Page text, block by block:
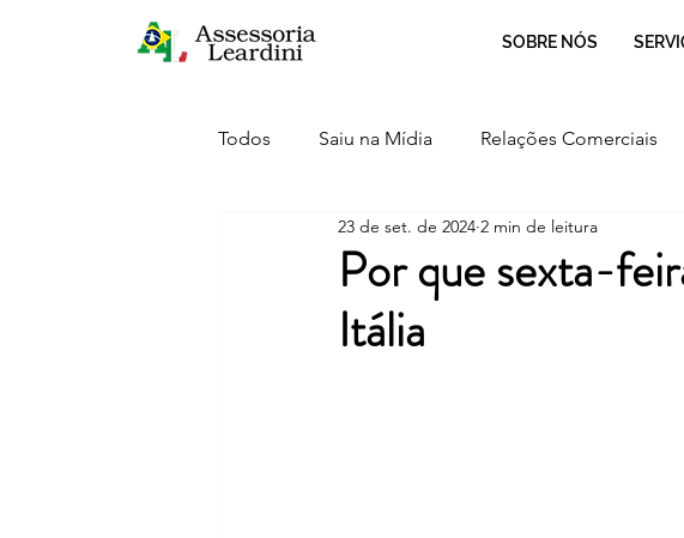
SOBRE NÓS
Todos Saiu na Mídia Relações Comerciais
Crescimento Curiosidades Cultura
Inovação
Por que sexta-
Itália
23 de set. de 2024 2 min de leitura